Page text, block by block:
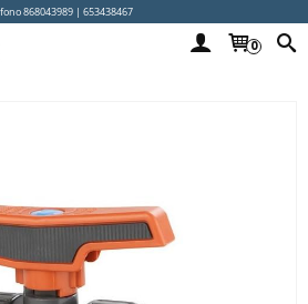
868043989 | 653438467
0